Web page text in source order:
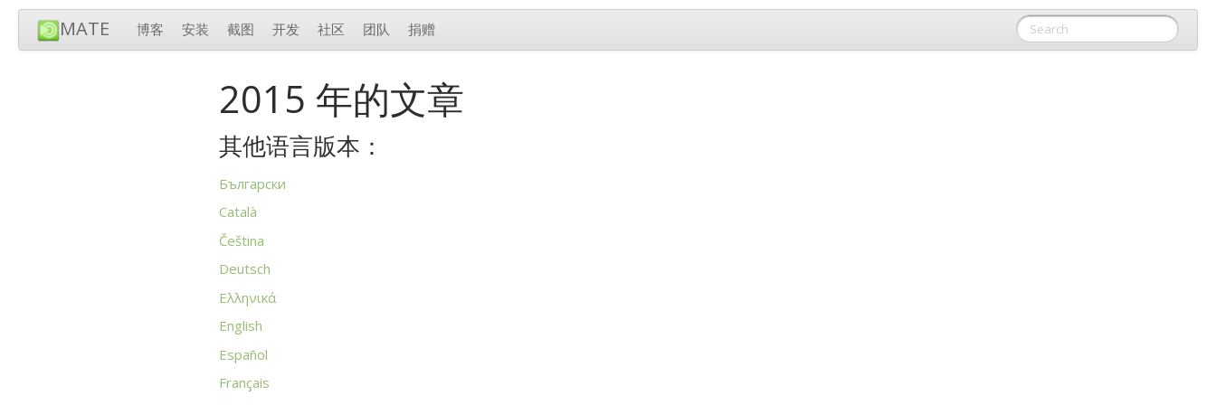
MATE 博客 安装 截图 开发 社区 团队 捐赠
2015 年的文章
其他语言版本：
Български
Català
Čeština
Deutsch
Ελληνικά
English
Español
Français